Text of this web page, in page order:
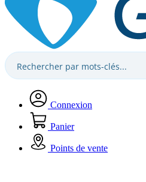
Connexion
Panier
Points de vente